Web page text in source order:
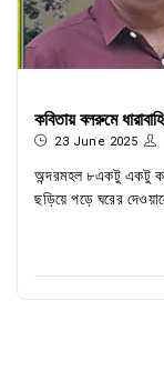
কবিতায় বলরুমে
23 June 2025
অন্দরমহল ৮একটু একটু
ছড়িয়ে পড়ে ঘরের